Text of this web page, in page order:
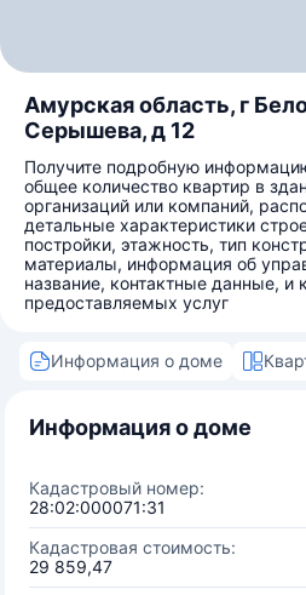
Амурская область, г
Серышева, д 12
Получите подробную
общее количество квартир в
организаций или компаний,
детальные характеристики
постройки, этажность, тип
материалы, информация об
название, контактные данные, и
предоставляемых услуг
Информация о доме
Информация о доме
Кадастровый номер:
28:02:000071:31
Кадастровая стоимость:
29 859,47